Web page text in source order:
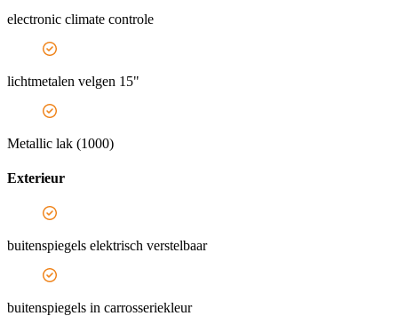
electronic climate controle
lichtmetalen velgen 15"
Metallic lak (1000)
Exterieur
buitenspiegels elektrisch verstelbaar
buitenspiegels in carrosseriekleur